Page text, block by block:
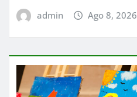
admin Ago 8, 2026